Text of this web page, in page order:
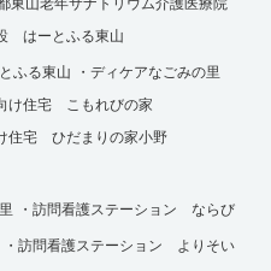
はーとふる東山
ふる東山
・ディケアなごみの里
け住宅 こもれびの家
住宅 ひだまりの家小野
・訪問看護ステーション ならび
・訪問看護ステーション よりそい